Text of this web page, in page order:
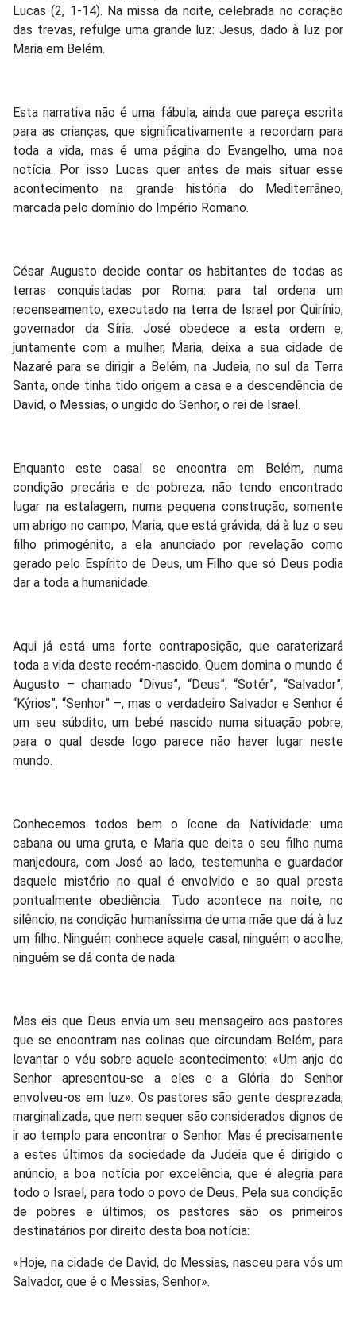
Lucas (2, 1-14). Na missa da noite, celebrada no coração
das trevas, refulge uma grande luz: Jesus, dado à luz por
Maria em Belém.
Esta narrativa não é uma fábula, ainda que pareça escrita
para as crianças, que significativamente a recordam para
toda a vida, mas é uma página do Evangelho, uma noa
notícia. Por isso Lucas quer antes de mais situar esse
acontecimento na grande história do Mediterrâneo,
marcada pelo domínio do Império Romano.
César Augusto decide contar os habitantes de todas as
terras conquistadas por Roma: para tal ordena um
recenseamento, executado na terra de Israel por Quirínio,
governador da Síria. José obedece a esta ordem e,
juntamente com a mulher, Maria, deixa a sua cidade de
Nazaré para se dirigir a Belém, na Judeia, no sul da Terra
Santa, onde tinha tido origem a casa e a descendência de
David, o Messias, o ungido do Senhor, o rei de Israel.
Enquanto este casal se encontra em Belém, numa
condição precária e de pobreza, não tendo encontrado
lugar na estalagem, numa pequena construção, somente
um abrigo no campo, Maria, que está grávida, dá à luz o seu
filho primogénito, a ela anunciado por revelação como
gerado pelo Espírito de Deus, um Filho que só Deus podia
dar a toda a humanidade.
Aqui já está uma forte contraposição, que caraterizará
toda a vida deste recém-nascido. Quem domina o mundo é
Augusto – chamado “Divus”, “Deus”; “Sotér”, “Salvador”;
“Kýrios”, “Senhor” –, mas o verdadeiro Salvador e Senhor é
um seu súbdito, um bebé nascido numa situação pobre,
para o qual desde logo parece não haver lugar neste
mundo.
Conhecemos todos bem o ícone da Natividade: uma
cabana ou uma gruta, e Maria que deita o seu filho numa
manjedoura, com José ao lado, testemunha e guardador
daquele mistério no qual é envolvido e ao qual presta
pontualmente obediência. Tudo acontece na noite, no
silêncio, na condição humaníssima de uma mãe que dá à luz
um filho. Ninguém conhece aquele casal, ninguém o acolhe,
ninguém se dá conta de nada.
Mas eis que Deus envia um seu mensageiro aos pastores
que se encontram nas colinas que circundam Belém, para
levantar o véu sobre aquele acontecimento: «Um anjo do
Senhor apresentou-se a eles e a Glória do Senhor
envolveu-os em luz». Os pastores são gente desprezada,
marginalizada, que nem sequer são considerados dignos de
ir ao templo para encontrar o Senhor. Mas é precisamente
a estes últimos da sociedade da Judeia que é dirigido o
anúncio, a boa notícia por excelência, que é alegria para
todo o Israel, para todo o povo de Deus. Pela sua condição
de pobres e últimos, os pastores são os primeiros
destinatários por direito desta boa notícia:
«Hoje, na cidade de David, do Messias, nasceu para vós um
Salvador, que é o Messias, Senhor».